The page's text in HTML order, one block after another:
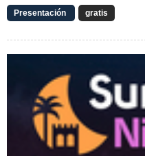
Presentación gratis